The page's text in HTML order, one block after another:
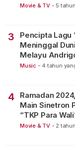
Movie & TV - 5
3
Pencipta Lagu
Meninggal
Melayu
Music - 4 tahun
4
Ramadan
Main Sinetron
“TKP Para
Movie & TV - 2